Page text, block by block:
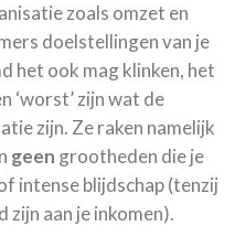
zoals omzet en
doelstellingen van je
het ook mag klinken, het
‘worst’ zijn wat de
zijn. Ze raken namelijk
geen grootheden die je
intense blijdschap (tenzij
aan je inkomen).